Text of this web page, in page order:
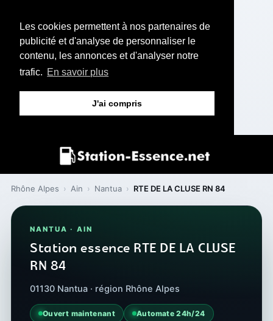
Les cookies permettent à nos partenaires de
publicité et d'analyse de personnaliser le
contenu, les annonces et d'analyser notre
trafic. En savoir plus
J'ai compris
Rhône Alpes › Ain › Nantua › RTE DE LA CLUSE RN 84
NANTUA · AIN
Station essence RTE DE LA CLUSE
RN 84
01130 Nantua · région Rhône Alpes
Ouvert maintenant Automate 24h/24